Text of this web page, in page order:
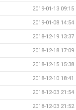
2019-01-13 09:15
2019-01-08 14:54
2018-12-19 13:37
2018-12-18 17:09
2018-12-15 15:38
2018-12-10 18:41
2018-12-03 21:54
2018-12-03 21:52